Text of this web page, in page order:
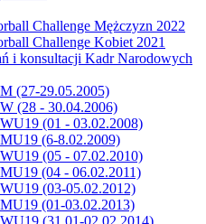
Challenge Mężczyzn 2022
Challenge Kobiet 2021
i konsultacji Kadr Narodowych
(27-29.05.2005)
(28 - 30.04.2006)
(01 - 03.02.2008)
(6-8.02.2009)
(05 - 07.02.2010)
(04 - 06.02.2011)
(03-05.02.2012)
(01-03.02.2013)
(31.01-02.02.2014)